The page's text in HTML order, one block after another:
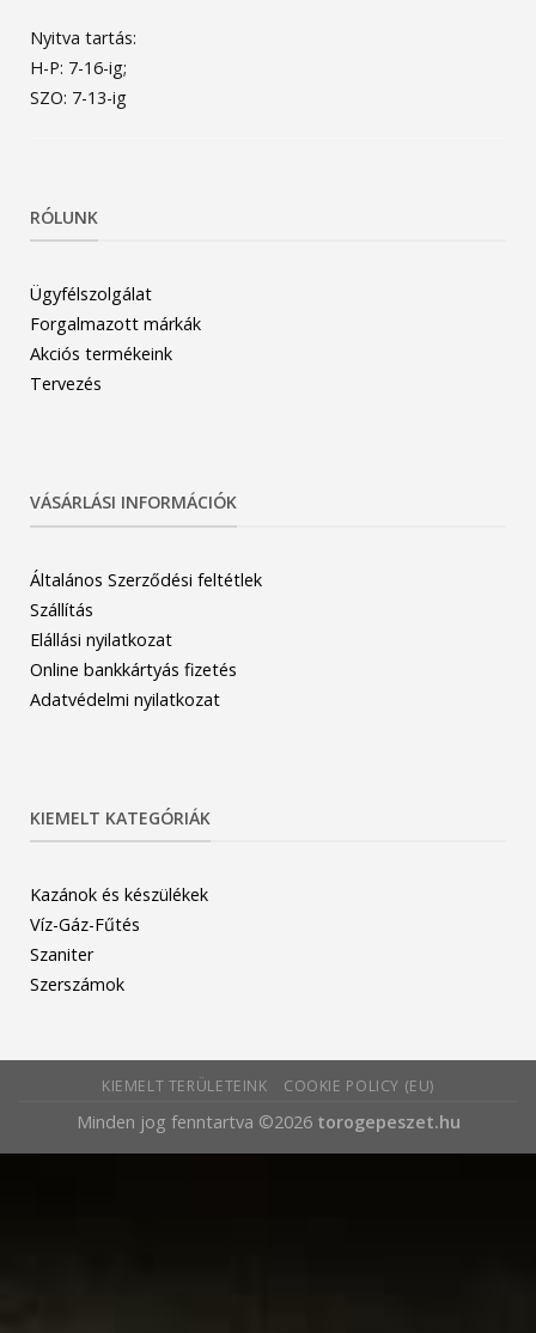
Nyitva tartás:
H-P: 7-16-ig;
SZO: 7-13-ig
RÓLUNK
Ügyfélszolgálat
Forgalmazott márkák
Akciós termékeink
Tervezés
VÁSÁRLÁSI INFORMÁCIÓK
Általános Szerződési feltétlek
Szállítás
Elállási nyilatkozat
Online bankkártyás fizetés
Adatvédelmi nyilatkozat
KIEMELT KATEGÓRIÁK
Kazánok és készülékek
Víz-Gáz-Fűtés
Szaniter
Szerszámok
KIEMELT TERÜLETEINK COOKIE POLICY (EU)
Minden jog fenntartva ©2026 torogepeszet.hu